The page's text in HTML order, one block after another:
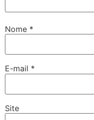
Nome *
E-mail *
Site